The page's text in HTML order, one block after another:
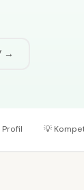
→
Profil 💡